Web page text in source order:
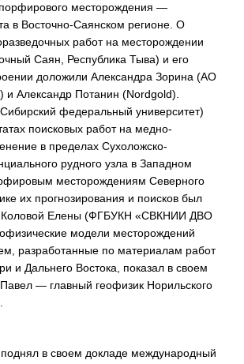
месторождения —
в Восточно-Саянском регионе. О
работ на месторождении
Саян, Республика Тыва) и его
доложили Александра Зорина (АО
Александр Потанин (Nordgold).
федеральный университет)
поисковых работ на медно-
в пределах Сухоложско-
рудного узла в Западном
месторождениям Северного
их прогнозирования и поисков был
Коловой Елены (ФГБУКН «СВКНИИ ДВО
модели месторождений
разработанные по материалам работ
и Дальнего Востока, показал в своем
— главный геофизик Норильского
в своем докладе международный